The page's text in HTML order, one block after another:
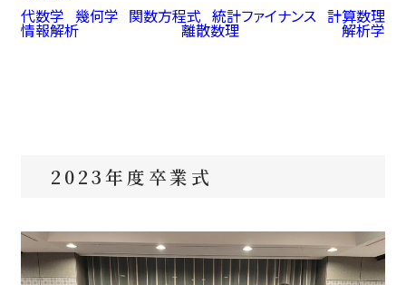
代数学 幾何学 関数方程式 統計ファイナンス 計算数理
情報解析 離散数理 解析学
2023年度卒業式